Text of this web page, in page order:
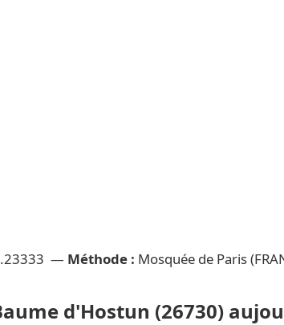
— Méthode : Mosquée de Paris
d'Hostun (26730)